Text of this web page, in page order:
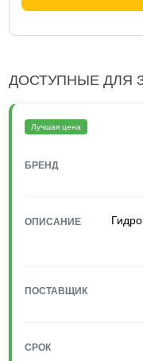
ДОСТУПНЫЕ ДЛЯ
Лучшая цена
БРЕНД
ОПИСАНИЕ
ПОСТАВЩИК
СРОК